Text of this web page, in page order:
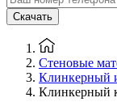
Скачать
Стеновые
Клинкерный
Клинкерный